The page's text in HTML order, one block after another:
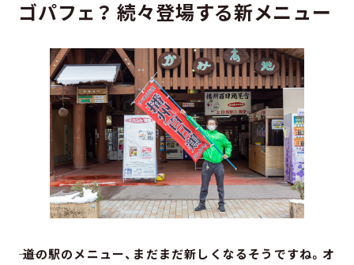
ゴパフェ？ 続々登場する新メニュー
―― 道の駅のメニュー、まだまだ新しくなるそうですね。オ